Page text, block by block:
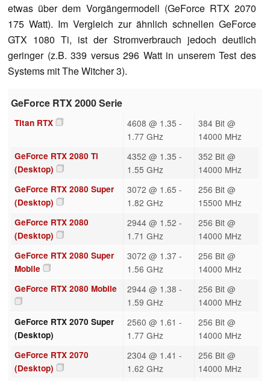
etwas über dem Vorgängermodell (GeForce RTX 2070
175 Watt). Im Vergleich zur ähnlich schnellen GeForce
GTX 1080 Ti, ist der Stromverbrauch jedoch deutlich
geringer (z.B. 339 versus 296 Watt in unserem Test des
Systems mit The Witcher 3).
GeForce RTX 2000 Serie
Titan RTX
4608 @ 1.35 -
1.77 GHz
384 Bit @
14000 MHz
GeForce RTX 2080 Ti
(Desktop)
4352 @ 1.35 -
1.55 GHz
352 Bit @
14000 MHz
GeForce RTX 2080 Super
(Desktop)
3072 @ 1.65 -
1.82 GHz
256 Bit @
15500 MHz
GeForce RTX 2080
(Desktop)
2944 @ 1.52 -
1.71 GHz
256 Bit @
14000 MHz
GeForce RTX 2080 Super
Mobile
3072 @ 1.37 -
1.56 GHz
256 Bit @
14000 MHz
GeForce RTX 2080 Mobile
2944 @ 1.38 -
1.59 GHz
256 Bit @
14000 MHz
GeForce RTX 2070 Super
(Desktop)
2560 @ 1.61 -
1.77 GHz
256 Bit @
14000 MHz
GeForce RTX 2070
(Desktop)
2304 @ 1.41 -
1.62 GHz
256 Bit @
14000 MHz